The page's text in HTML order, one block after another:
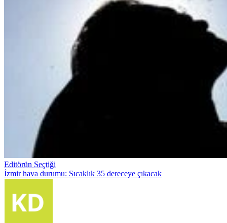
Editörün Seçtiği
İzmir hava durumu: Sıcaklık 35 dereceye çıkacak